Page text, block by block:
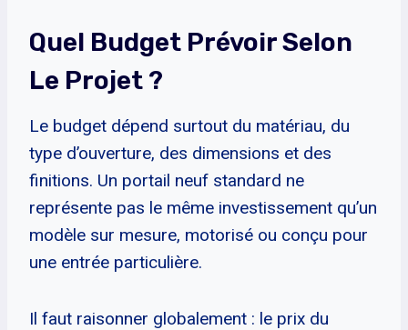
Quel Budget Prévoir Selon
Le Projet ?
Le budget dépend surtout du matériau, du
type d’ouverture, des dimensions et des
finitions. Un portail neuf standard ne
représente pas le même investissement qu’un
modèle sur mesure, motorisé ou conçu pour
une entrée particulière.
Il faut raisonner globalement : le prix du